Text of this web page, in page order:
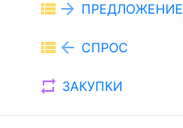
view_list arrow_forward ПРЕДЛОЖЕНИЕ
view_list arrow_back СПРОС
repeat ЗАКУПКИ